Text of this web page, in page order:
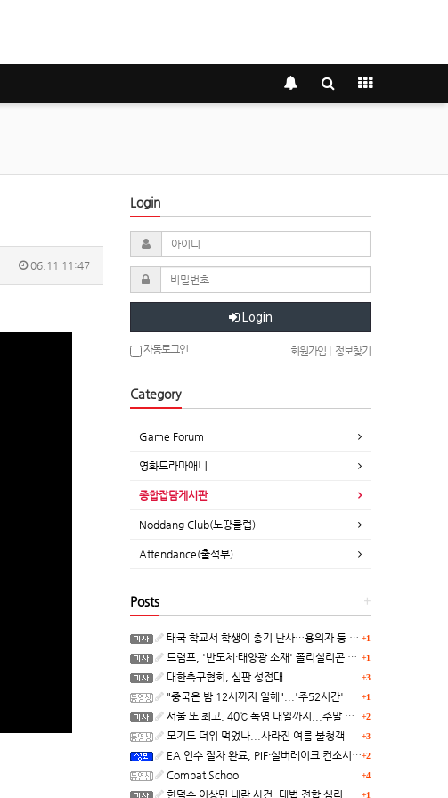
06.11 11:47
Login
Login
자동로그인 회원가입 정보찾기
Category
Game Forum
영화드라마애니
종합잡담게시판
Noddang Club(노땅클럽)
Attendance(출석부)
+
Posts
+1
태국 학교서 학생이 총기 난사…용의자 등 8명 숨져
+1
트럼프, '반도체·태양광 소재' 폴리실리콘 파생 제품에 15% 관세...한국 기업도 영향
+3
대한축구협회, 심판 성접대
+1
"중국은 밤 12시까지 일해"...'주52시간' 손볼까
+2
서울 또 최고, 40℃ 폭염 내일까지...주말 동쪽 비바람
+3
모기도 더위 먹었나...사라진 여름 불청객
+2
EA 인수 절차 완료, PIF·실버레이크 컨소시엄 산하 편입
+4
Combat School
+1
한덕수·이상민 내란 사건, 대법 전합 심리…"역사적 사법평가"(종합)